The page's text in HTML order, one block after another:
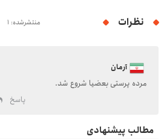
نظرات منتشرشده: 1
آرمان
مرده پرستی بعضیا شروع شد.
پاسخ
مطالب پیشنهادی